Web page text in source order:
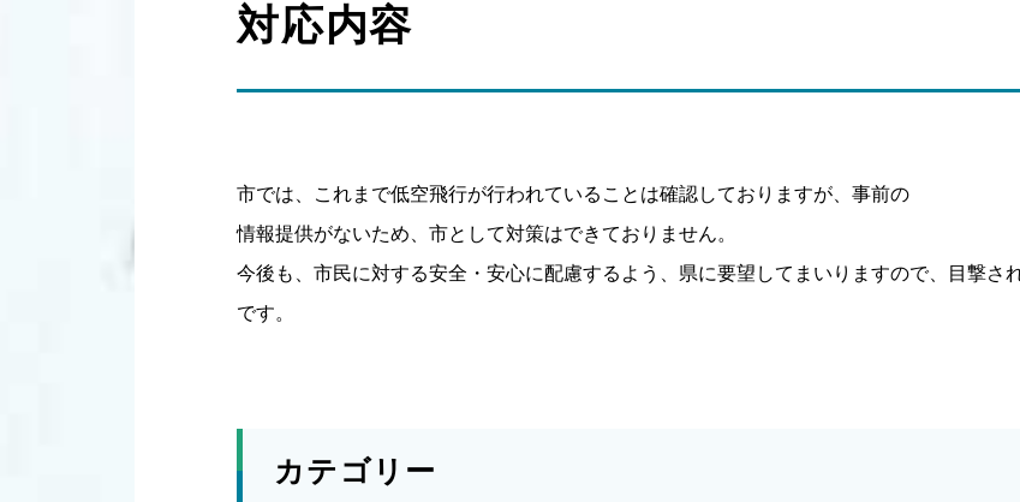
対応内容
市では、これまで低空飛行が行われていることは確認しておりますが、事前の
情報提供がないため、市として対策はできておりません。
今後も、市民に対する安全・安心に配慮するよう、県に要望してまいりますので、目撃さ
です。
カテゴリー